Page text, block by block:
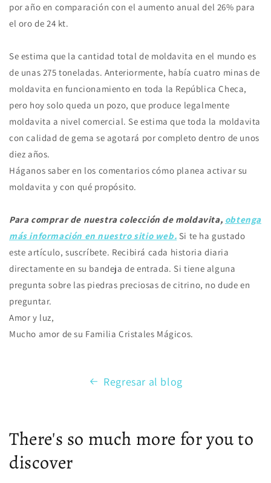
por año en comparación con el aumento anual del 26% para
el oro de 24 kt.
Se estima que la cantidad total de moldavita en el mundo es
de unas 275 toneladas. Anteriormente, había cuatro minas de
moldavita en funcionamiento en toda la República Checa,
pero hoy solo queda un pozo, que produce legalmente
moldavita a nivel comercial. Se estima que toda la moldavita
con calidad de gema se agotará por completo dentro de unos
diez años.
Háganos saber en los comentarios cómo planea activar su
moldavita y con qué propósito.
Para comprar de nuestra colección de moldavita, obtenga
más información en nuestro sitio web. Si te ha gustado
este artículo, suscríbete. Recibirá cada historia diaria
directamente en su bandeja de entrada. Si tiene alguna
pregunta sobre las piedras preciosas de citrino, no dude en
preguntar.
Amor y luz,
Mucho amor de su Familia Cristales Mágicos.
Regresar al blog
There's so much more for you to
discover